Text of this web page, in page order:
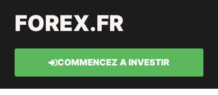
FOREX.FR
COMMENCEZ A INVESTIR